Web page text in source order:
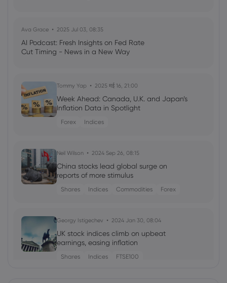
Ava Grace 2025 Jul 03, 08:35
AI Podcast: Fresh Insights on Fed Rate
Cut Timing - News in a New Way
Tommy Yap 2025 मई 16, 21:00
Week Ahead: Canada, U.K. and Japan’s
Inflation Data in Spotlight
Forex Indices
Neil Wilson 2024 Sep 26, 08:15
China stocks lead global surge on
reports of more stimulus
Shares Indices Commodities Forex
Georgy Istigechev 2024 Jan 30, 08:04
UK stock indices climb on upbeat
earnings, easing inflation
Shares Indices FTSE100